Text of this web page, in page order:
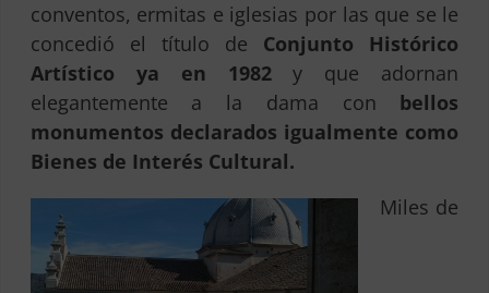
conventos, ermitas e iglesias por las que se le
concedió el título de Conjunto Histórico
Artístico ya en 1982y que adornan
elegantemente a la dama con bellos
monumentos declarados igualmente como
Bienes de Interés Cultural.
Miles de